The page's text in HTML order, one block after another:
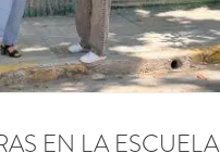
EN LA ESCUELA